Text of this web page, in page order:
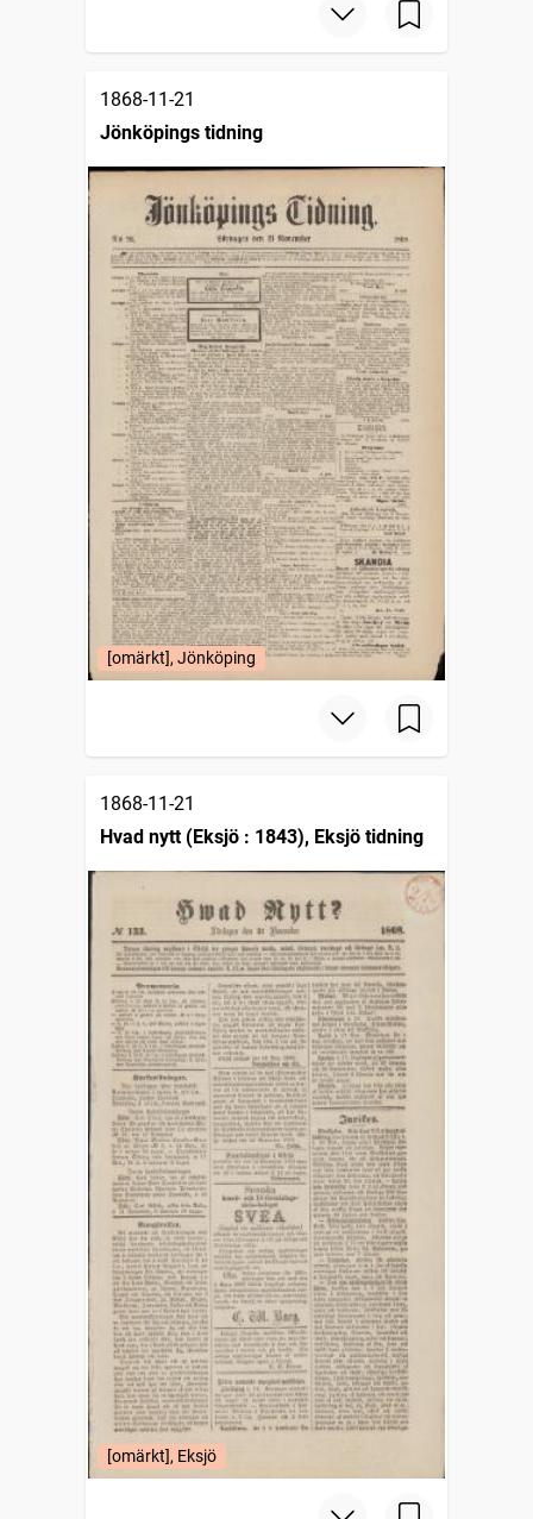
1868-11-21
Jönköpings tidning
[omärkt], Jönköping
1868-11-21
Hvad nytt (Eksjö : 1843), Eksjö tidning
[omärkt], Eksjö